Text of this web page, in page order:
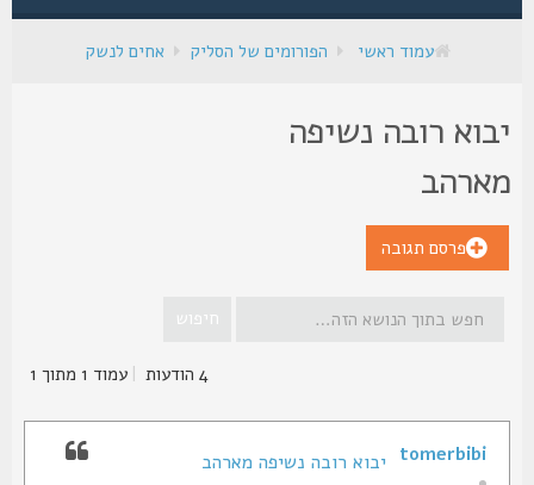
עמוד ראשי הפורומים של הסליק אחים לנשק
רובה נשיפה
פרסם תגובה
|עמוד1מתוך1
יבוא רובה נשיפה מארהב tomerbibi